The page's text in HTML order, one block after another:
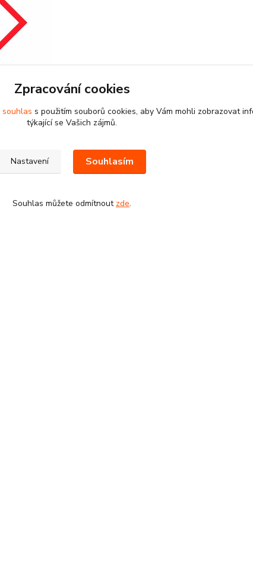
Schwarzkopf
Zpracování cookies
souhlas s použitím souborů cookies, aby Vám mohli zobrazovat
týkající se Vašich zájmů.
Nastavení Souhlasím
Souhlas můžete odmítnout zde.